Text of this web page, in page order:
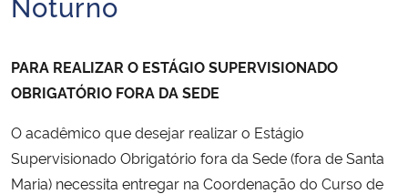
Ministério da Educação
Ministério da Cidadania
Ministério da Saúde
PARA REALIZAR O ESTÁGIO SUPERVISIONADO
OBRIGATÓRIO FORA DA SEDE
O acadêmico que desejar realizar o Estágio
Supervisionado Obrigatório fora da Sede (fora de Santa
Maria) necessita entregar na Coordenação do Curso de